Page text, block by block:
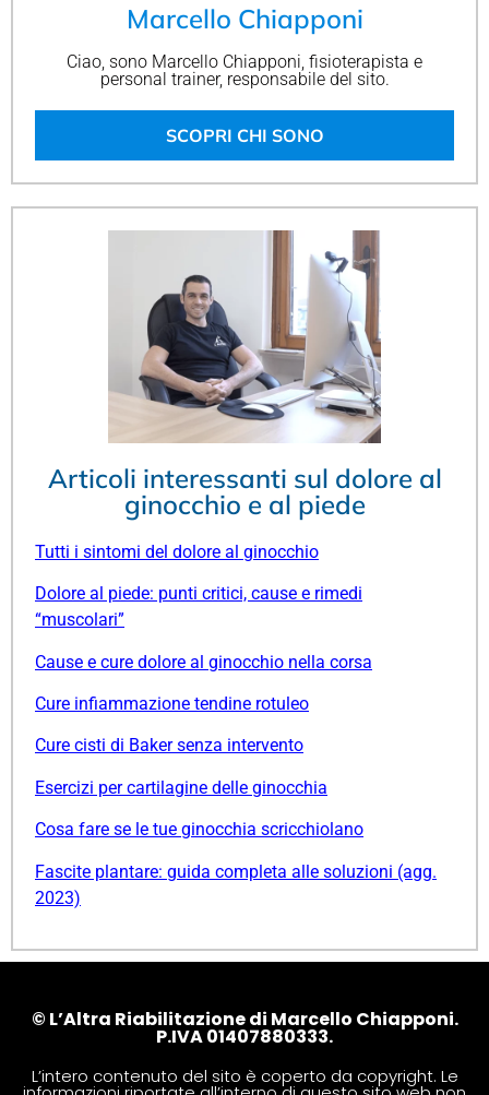
Marcello Chiapponi
Ciao, sono Marcello Chiapponi, fisioterapista e
personal trainer, responsabile del sito.
SCOPRI CHI SONO
Articoli interessanti sul dolore al
ginocchio e al piede
Tutti i sintomi del dolore al ginocchio
Dolore al piede: punti critici, cause e rimedi
“muscolari”
Cause e cure dolore al ginocchio nella corsa
Cure infiammazione tendine rotuleo
Cure cisti di Baker senza intervento
Esercizi per cartilagine delle ginocchia
Cosa fare se le tue ginocchia scricchiolano
Fascite plantare: guida completa alle soluzioni (agg.
2023)
© L’Altra Riabilitazione di Marcello Chiapponi.
P.IVA 01407880333.
L’intero contenuto del sito è coperto da copyright. Le